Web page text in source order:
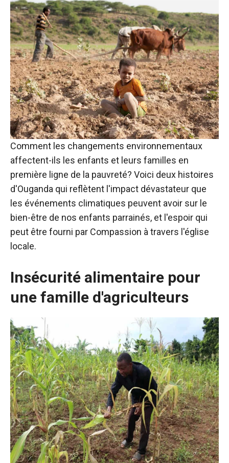
Comment les changements environnementaux
affectent-ils les enfants et leurs familles en
première ligne de la pauvreté? Voici deux histoires
d'Ouganda qui reflètent l'impact dévastateur que
les événements climatiques peuvent avoir sur le
bien-être de nos enfants parrainés, et l'espoir qui
peut être fourni par Compassion à travers l'église
locale.
Insécurité alimentaire pour
une famille d'agriculteurs